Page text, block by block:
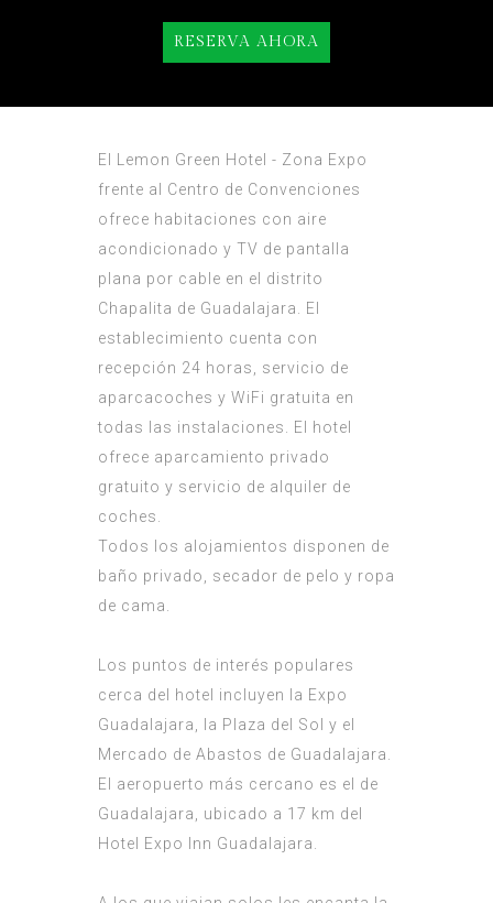
RESERVA AHORA
El Lemon Green Hotel - Zona Expo
frente al Centro de Convenciones
ofrece habitaciones con aire
acondicionado y TV de pantalla
plana por cable en el distrito
Chapalita de Guadalajara. El
establecimiento cuenta con
recepción 24 horas, servicio de
aparcacoches y WiFi gratuita en
todas las instalaciones. El hotel
ofrece aparcamiento privado
gratuito y servicio de alquiler de
coches.
Todos los alojamientos disponen de
baño privado, secador de pelo y ropa
de cama.
Los puntos de interés populares
cerca del hotel incluyen la Expo
Guadalajara, la Plaza del Sol y el
Mercado de Abastos de Guadalajara.
El aeropuerto más cercano es el de
Guadalajara, ubicado a 17 km del
Hotel Expo Inn Guadalajara.